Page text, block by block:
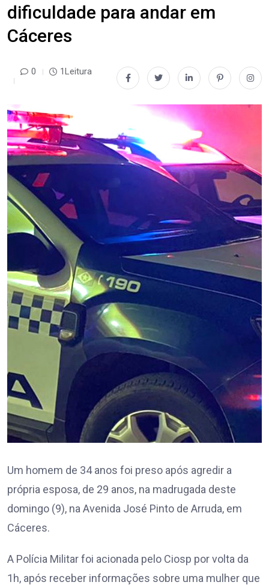
dificuldade para andar em
Cáceres
0 1Leitura
Um homem de 34 anos foi preso após agredir a
própria esposa, de 29 anos, na madrugada deste
domingo (9), na Avenida José Pinto de Arruda, em
Cáceres.
A Polícia Militar foi acionada pelo Ciosp por volta da
1h, após receber informações sobre uma mulher que